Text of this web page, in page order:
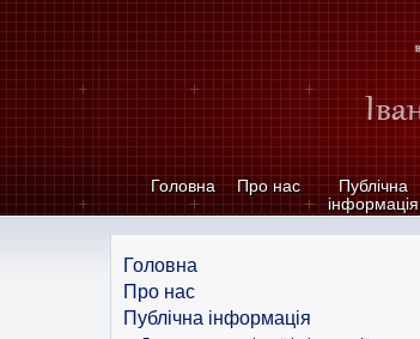
Головна Про нас
Публічна
інформація
Головна
Про нас
Публічна інформація